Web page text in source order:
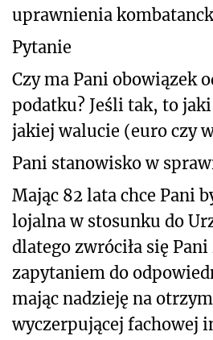
uprawnienia
Pytanie
Czy ma Pani obowiązek
podatku? Jeśli tak, to
jakiej walucie (euro czy
Pani stanowisko w
Mając 82 lata chce Pani
lojalna w stosunku do
dlatego zwróciła się
zapytaniem do
mając nadzieję na
wyczerpującej fachowej